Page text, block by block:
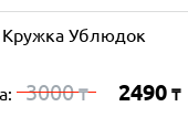
Кружка Ублюдок
3000₸ 2490 ₸